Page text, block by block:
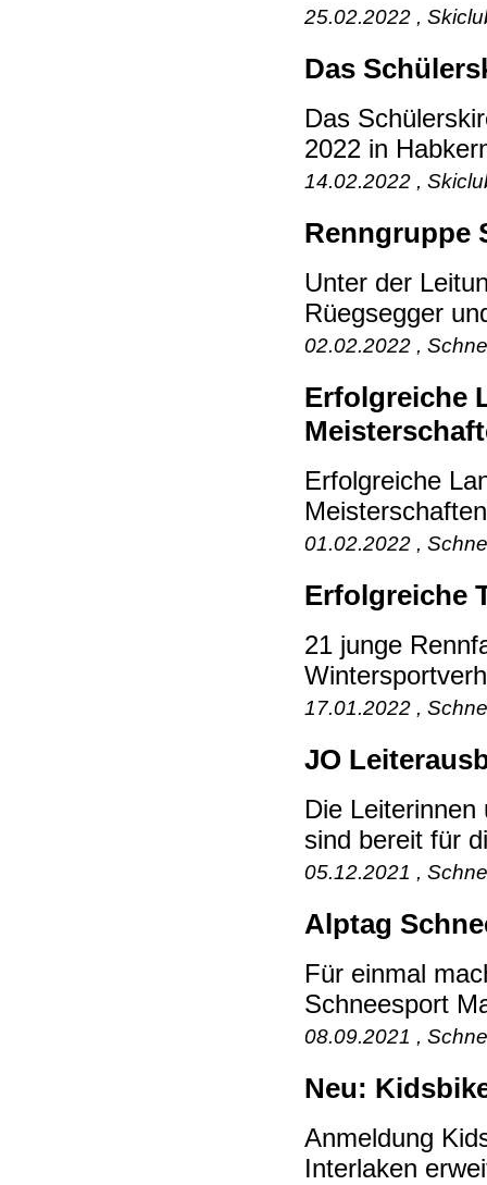
25.02.2022 ,
Das
Das
2022 in
14.02.2022 ,
Renngruppe
Unter der
Rüegsegger
02.02.2022 ,
Erfolgreiche
Erfolgreiche
01.02.2022 ,
Erfolgreiche
21 junge
17.01.2022 ,
JO
Die
sind bereit für
05.12.2021 ,
Alptag
Für einmal
Schneesport
08.09.2021 ,
Neu:
Anmeldung
Interlaken